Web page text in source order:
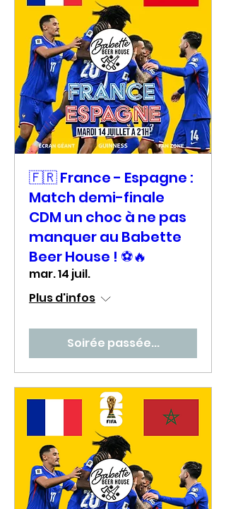
🇫🇷 France - Espagne :
Match demi-finale
CDM un choc à ne pas
manquer au Babette
Beer House ! ⚽🔥
mar. 14 juil.
Plus d'infos
Soirée passée...